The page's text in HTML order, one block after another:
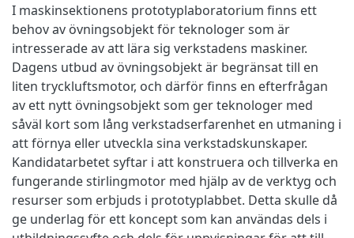
I maskinsektionens prototyplaboratorium finns ett
behov av övningsobjekt för teknologer som är
intresserade av att lära sig verkstadens maskiner.
Dagens utbud av övningsobjekt är begränsat till en
liten tryckluftsmotor, och därför finns en efterfrågan
av ett nytt övningsobjekt som ger teknologer med
såväl kort som lång verkstadserfarenhet en utmaning i
att förnya eller utveckla sina verkstadskunskaper.
Kandidatarbetet syftar i att konstruera och tillverka en
fungerande stirlingmotor med hjälp av de verktyg och
resurser som erbjuds i prototyplabbet. Detta skulle då
ge underlag för ett koncept som kan användas dels i